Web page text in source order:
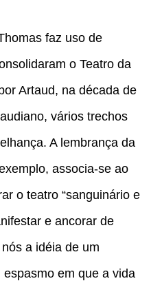
faz uso de
o Teatro da
Artaud, na década de
vários trechos
A lembrança da
associa-se ao
o teatro “sanguinário e
e ancorar de
a idéia de um
em que a vida